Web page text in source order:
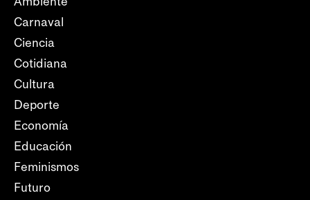
Carnaval
Ciencia
Cotidiana
Cultura
Deporte
Economía
Educación
Feminismos
Futuro